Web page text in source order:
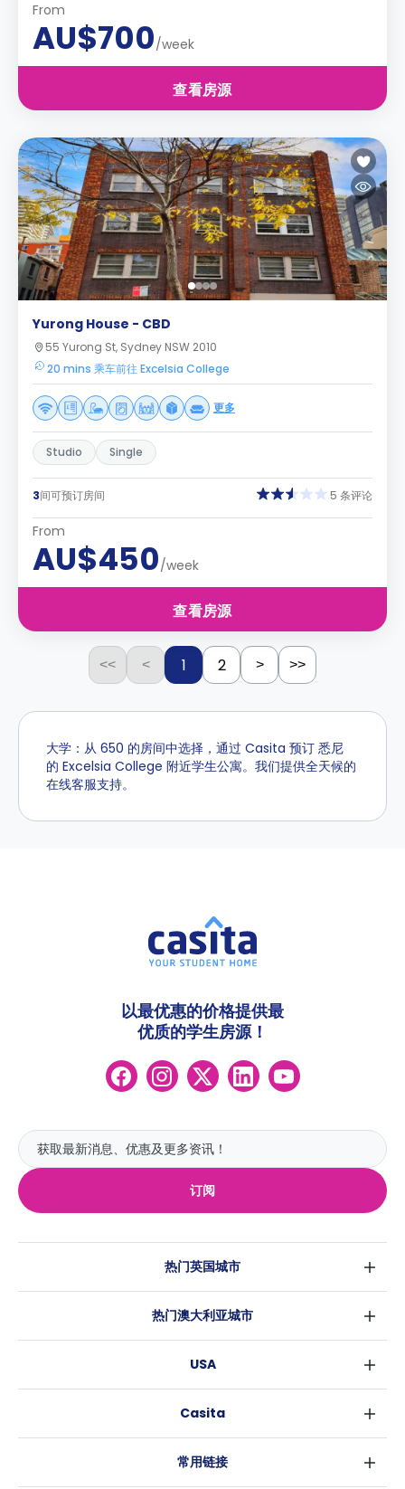
From
AU$700/week
查看房源
Yurong House - CBD
55 Yurong St, Sydney NSW 2010
20 mins 乘车前往 Excelsia College
更多
Studio Single
3间可预订房间 5 条评论
From
AU$450/week
查看房源
<< < 1 2 > >>
大学：从 650 的房间中选择，通过 Casita 预订 悉尼
的 Excelsia College 附近学生公寓。我们提供全天候的
在线客服支持。
订阅
以最优惠的价格提供最
优质的学生房源！
热门英国城市
伦敦
爱丁堡
利兹
热门澳大利亚城市
布里斯班
阿德莱德
USA
洛杉矶
Casita
常用链接